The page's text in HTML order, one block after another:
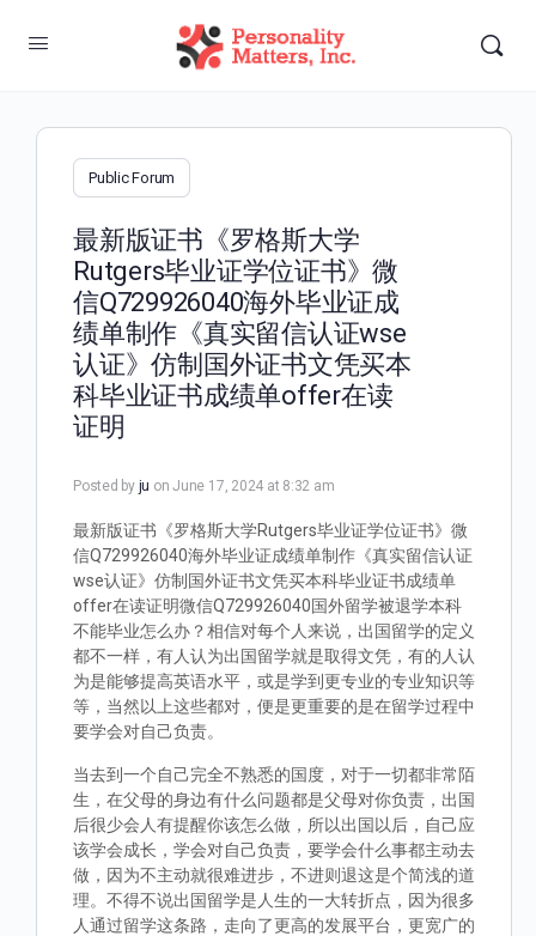
Public Forum
最新版证书《罗格斯大学
Rutgers毕业证学位证书》微
信Q729926040海外毕业证成
绩单制作《真实留信认证wse
认证》仿制国外证书文凭买本
科毕业证书成绩单offer在读
证明
Posted by ju on June 17, 2024 at 8:32 am
最新版证书《罗格斯大学Rutgers毕业证学位证书》微
信Q729926040海外毕业证成绩单制作《真实留信认证
wse认证》仿制国外证书文凭买本科毕业证书成绩单
offer在读证明微信Q729926040国外留学被退学本科
不能毕业怎么办？相信对每个人来说，出国留学的定义
都不一样，有人认为出国留学就是取得文凭，有的人认
为是能够提高英语水平，或是学到更专业的专业知识等
等，当然以上这些都对，便是更重要的是在留学过程中
要学会对自己负责。
当去到一个自己完全不熟悉的国度，对于一切都非常陌
生，在父母的身边有什么问题都是父母对你负责，出国
后很少会人有提醒你该怎么做，所以出国以后，自己应
该学会成长，学会对自己负责，要学会什么事都主动去
做，因为不主动就很难进步，不进则退这是个简浅的道
理。不得不说出国留学是人生的一大转折点，因为很多
人通过留学这条路，走向了更高的发展平台，更宽广的